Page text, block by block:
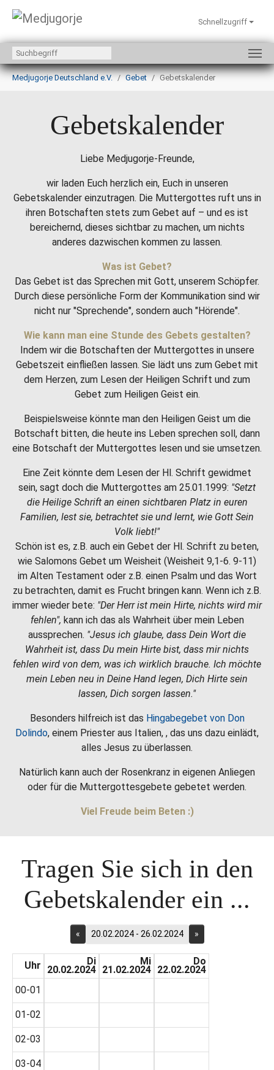
Zum Hauptinhalt springen
Schnellzugriff
Sie sind hier:
Medjugorje Deutschland e.V.
Gebet Gebetskalender
Gebetskalender
Liebe Medjugorje-Freunde,
wir laden Euch herzlich ein, Euch in unseren
Gebetskalender einzutragen. Die Muttergottes ruft uns in
ihren Botschaften stets zum Gebet auf – und es ist
bereichernd, dieses sichtbar zu machen, um nichts
anderes dazwischen kommen zu lassen.
Was ist Gebet?
Das Gebet ist das Sprechen mit Gott, unserem Schöpfer.
Durch diese persönliche Form der Kommunikation sind wir
nicht nur "Sprechende", sondern auch "Hörende".
Wie kann man eine Stunde des Gebets gestalten?
Indem wir die Botschaften der Muttergottes in unsere
Gebetszeit einfließen lassen. Sie lädt uns zum Gebet mit
dem Herzen, zum Lesen der Heiligen Schrift und zum
Gebet zum Heiligen Geist ein.
Beispielsweise könnte man den Heiligen Geist um die
Botschaft bitten, die heute ins Leben sprechen soll, dann
eine Botschaft der Muttergottes lesen und sie umsetzen.
Eine Zeit könnte dem Lesen der Hl. Schrift gewidmet
sein, sagt doch die Muttergottes am 25.01.1999: "Setzt
die Heilige Schrift an einen sichtbaren Platz in euren
Familien, lest sie, betrachtet sie und lernt, wie Gott Sein
Volk liebt!"
Schön ist es, z.B. auch ein Gebet der Hl. Schrift zu beten,
wie Salomons Gebet um Weisheit (Weisheit 9,1-6. 9-11)
im Alten Testament oder z.B. einen Psalm und das Wort
zu betrachten, damit es Frucht bringen kann. Wenn ich z.B.
immer wieder bete: "Der Herr ist mein Hirte, nichts wird mir
fehlen", kann ich das als Wahrheit über mein Leben
aussprechen. "Jesus ich glaube, dass Dein Wort die
Wahrheit ist, dass Du mein Hirte bist, dass mir nichts
fehlen wird von dem, was ich wirklich brauche. Ich möchte
mein Leben neu in Deine Hand legen, Dich Hirte sein
lassen, Dich sorgen lassen."
Besonders hilfreich ist das Hingabegebet von Don
Dolindo, einem Priester aus Italien, , das uns dazu einlädt,
alles Jesus zu überlassen.
Natürlich kann auch der Rosenkranz in eigenen Anliegen
oder für die Muttergottesgebete gebetet werden.
Viel Freude beim Beten :)
Tragen Sie sich in den
Gebetskalender ein ...
« 20.02.2024 - 26.02.2024 »
Uhr
00-01
01-02
02-03
03-04
Di
20.02.2024
Mi
21.02.2024
Do
22.02.2024